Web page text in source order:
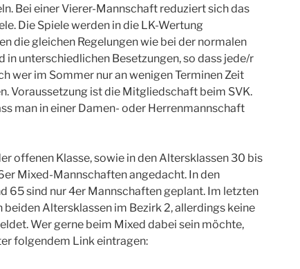
Bei einer Vierer-Mannschaft reduziert sich das
Die Spiele werden in die LK-Wertung
die gleichen Regelungen wie bei der normalen
in unterschiedlichen Besetzungen, so dass jede/r
wer im Sommer nur an wenigen Terminen Zeit
Voraussetzung ist die Mitgliedschaft beim SVK.
man in einer Damen- oder Herrenmannschaft
offenen Klasse, sowie in den Altersklassen 30 bis
Mixed-Mannschaften angedacht. In den
65 sind nur 4er Mannschaften geplant. Im letzten
beiden Altersklassen im Bezirk 2, allerdings keine
Wer gerne beim Mixed dabei sein möchte,
folgendem Link eintragen: